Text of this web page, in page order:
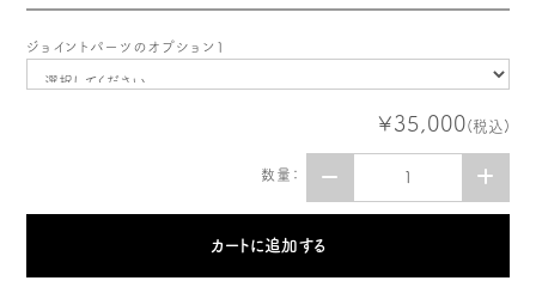
ジョイントパーツのオプション１
¥35,000(税込)
数量：